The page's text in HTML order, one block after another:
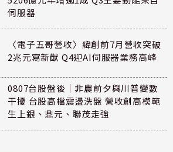
伺服器
〈電子五哥營收〉緯創前7月營收突破
2兆元寫新猷 Q4迎AI伺服器業務高峰
0807台股盤後｜非農前夕與川普變數
干擾 台股高檔震盪洗盤 營收創高模範
生上銀、鼎元、聯茂走強